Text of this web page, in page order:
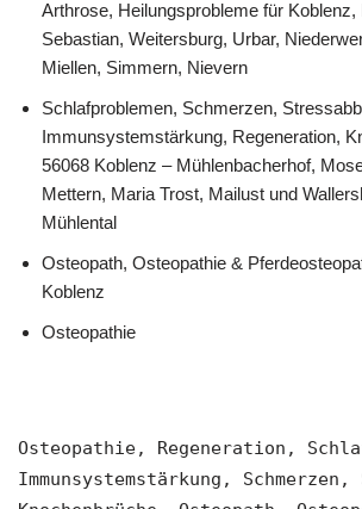
Arthrose, Heilungsprobleme für
Sebastian, Weitersburg, Urbar,
Miellen, Simmern, Nievern
Schlafproblemen, Schmerzen,
Immunsystemstärkung, Regeneration,
56068 Koblenz – Mühlenbacherhof,
Mettern, Maria Trost, Mailust und
Mühlental
Osteopath, Osteopathie &
Koblenz
Osteopathie
Osteopathie, Regeneration,
Immunsystemstärkung, Schmerzen,